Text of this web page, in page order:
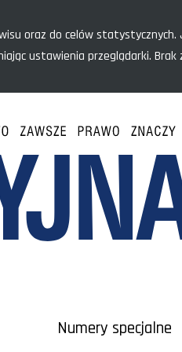
oraz do celów
ustawienia przeglądarki.
Numery specjalne